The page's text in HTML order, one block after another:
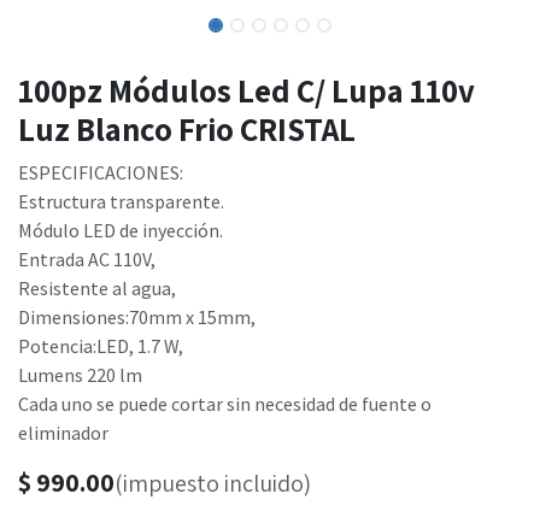
100pz Módulos Led C/ Lupa 110v
Luz Blanco Frio CRISTAL
ESPECIFICACIONES:
Estructura transparente.
Módulo LED de inyección.
Entrada AC 110V,
Resistente al agua,
Dimensiones:70mm x 15mm,
Potencia:LED, 1.7 W,
Lumens 220 lm
Cada uno se puede cortar sin necesidad de fuente o
eliminador
$ 990.00(impuesto incluido)